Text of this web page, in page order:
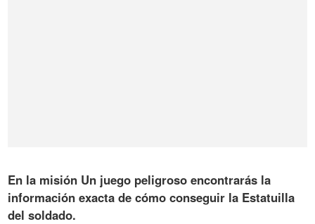
En la misión Un juego peligroso encontrarás la
información exacta de cómo conseguir la Estatuilla
del soldado.